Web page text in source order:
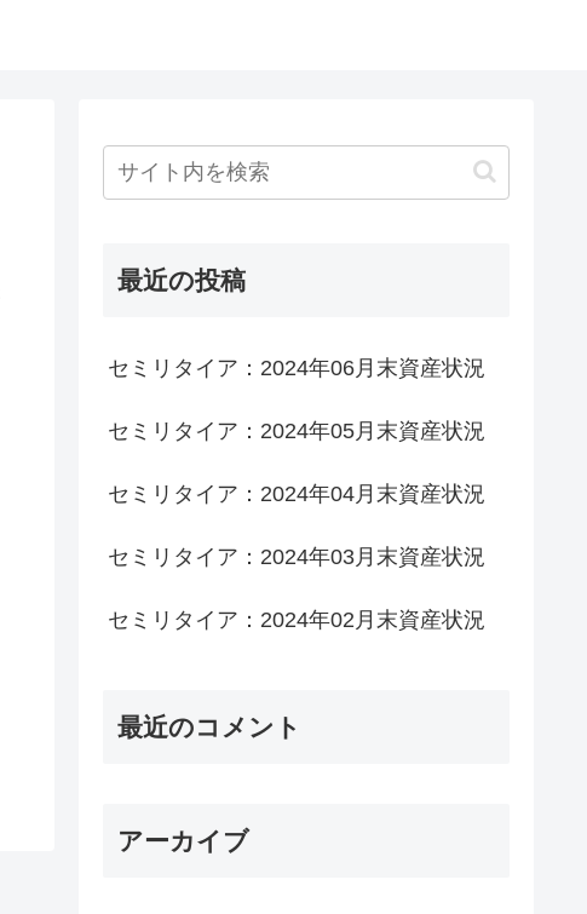
最近の投稿
セミリタイア：2024年06月末資産状況
セミリタイア：2024年05月末資産状況
セミリタイア：2024年04月末資産状況
セミリタイア：2024年03月末資産状況
セミリタイア：2024年02月末資産状況
最近のコメント
アーカイブ